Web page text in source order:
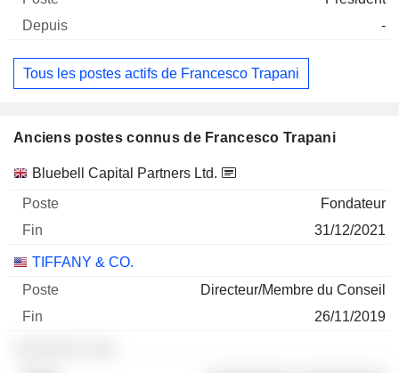
-
Tous les postes actifs de Francesco Trapani
Anciens postes connus de Francesco Trapani
Sociétés Poste Fin
Bluebell Capital Partners Ltd.
Fondateur
31/12/2021
TIFFANY & CO.
Directeur/Membre du Conseil
26/11/2019